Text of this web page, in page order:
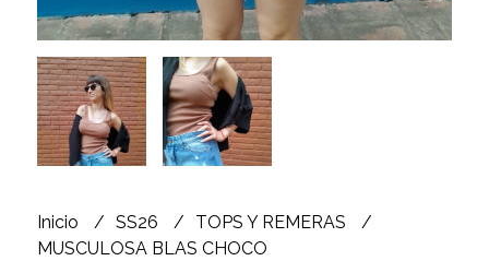
Inicio SS26
TOPS Y REMERAS
MUSCULOSA BLAS CHOCO